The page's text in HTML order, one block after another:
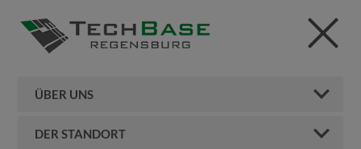
ÜBER UNS
DER STANDORT